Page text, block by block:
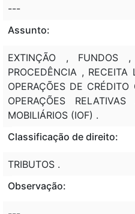
---
Assunto:
EXTINÇÃO , FUNDOS ,
PROCEDÊNCIA , RECEITA
OPERAÇÕES DE
OPERAÇÕES
MOBILIÁRIOS (IOF) .
Classificação de direito:
TRIBUTOS .
Observação: